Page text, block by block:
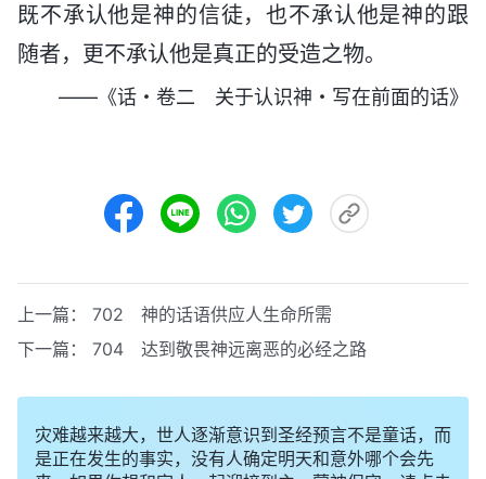
既不承认他是神的信徒，也不承认他是神的跟
随者，更不承认他是真正的受造之物。
——《话・卷二 关于认识神・写在前面的话》
上一篇： 702 神的话语供应人生命所需
下一篇： 704 达到敬畏神远离恶的必经之路
灾难越来越大，世人逐渐意识到圣经预言不是童话，而
是正在发生的事实，没有人确定明天和意外哪个会先